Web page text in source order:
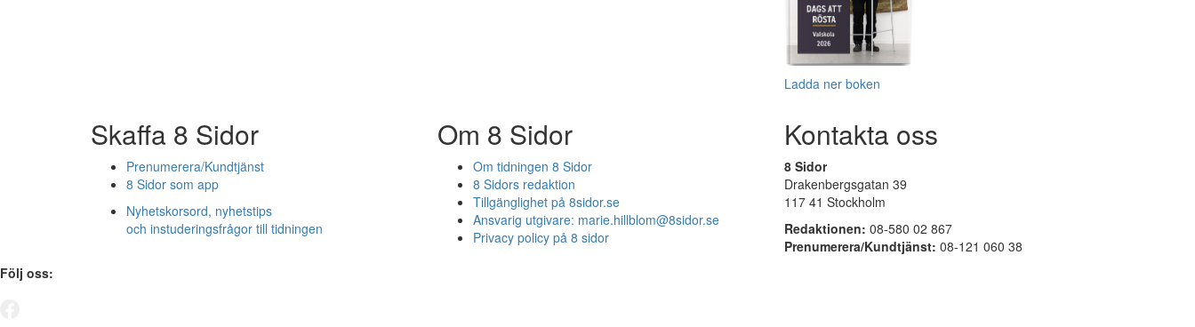
Ladda ner boken
Skaffa 8 Sidor
Prenumerera/Kundtjänst
8 Sidor som app
Nyhetskorsord, nyhetstips
och instuderingsfrågor till tidningen
Om 8 Sidor
Om tidningen 8 Sidor
8 Sidors redaktion
Tillgänglighet på 8sidor.se
Ansvarig utgivare: marie.hillblom@8sidor.se
Privacy policy på 8 sidor
Kontakta oss
8 Sidor
Drakenbergsgatan 39
117 41 Stockholm
Redaktionen: 08-580 02 867
Prenumerera/Kundtjänst: 08-121 060 38
Följ oss: